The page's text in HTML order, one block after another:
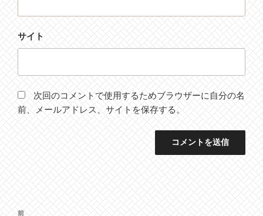
サイト
次回のコメントで使用するためブラウザーに自分の名
前、メールアドレス、サイトを保存する。
投
前
前